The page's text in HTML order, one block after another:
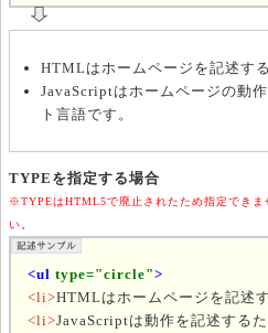
HTMLはホームページを記述す
JavaScriptはホームページの動
ト言語です。
TYPEを指定する場合
※TYPEはHTML5で廃止されたため指定できま
い。
<ul type="circle">
<li>HTMLはホームページを記述
<li>JavaScriptは動作を記述するた